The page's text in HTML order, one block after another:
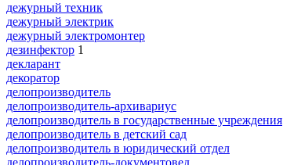
дежурный техник
дежурный электрик
дежурный электромонтер
дезинфектор 1
декларант
декоратор
делопроизводитель
делопроизводитель-архивариус
делопроизводитель в государственные учреждения
делопроизводитель в детский сад
делопроизводитель в юридический отдел
делопроизводитель-документовед